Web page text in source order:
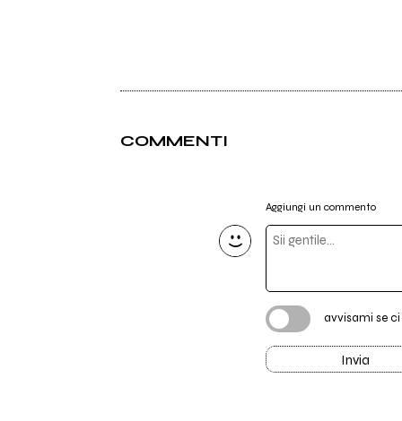
COMMENTI
Aggiungi un commento
avvisami se
Invia